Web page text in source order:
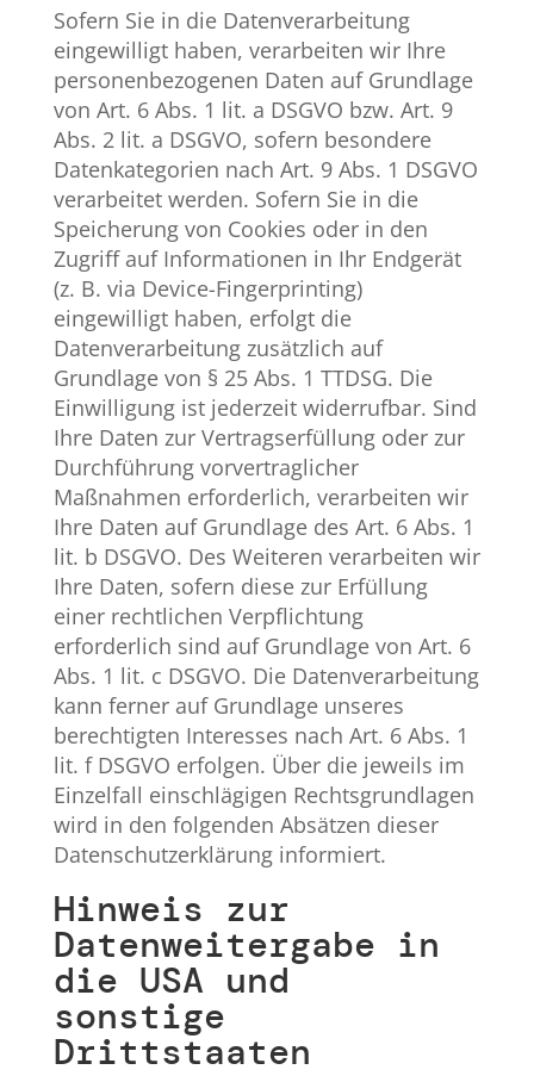
Sofern Sie in die Datenverarbeitung
eingewilligt haben, verarbeiten wir Ihre
personenbezogenen Daten auf Grundlage
von Art. 6 Abs. 1 lit. a DSGVO bzw. Art. 9
Abs. 2 lit. a DSGVO, sofern besondere
Datenkategorien nach Art. 9 Abs. 1 DSGVO
verarbeitet werden. Sofern Sie in die
Speicherung von Cookies oder in den
Zugriff auf Informationen in Ihr Endgerät
(z. B. via Device-Fingerprinting)
eingewilligt haben, erfolgt die
Datenverarbeitung zusätzlich auf
Grundlage von § 25 Abs. 1 TTDSG. Die
Einwilligung ist jederzeit widerrufbar. Sind
Ihre Daten zur Vertragserfüllung oder zur
Durchführung vorvertraglicher
Maßnahmen erforderlich, verarbeiten wir
Ihre Daten auf Grundlage des Art. 6 Abs. 1
lit. b DSGVO. Des Weiteren verarbeiten wir
Ihre Daten, sofern diese zur Erfüllung
einer rechtlichen Verpflichtung
erforderlich sind auf Grundlage von Art. 6
Abs. 1 lit. c DSGVO. Die Datenverarbeitung
kann ferner auf Grundlage unseres
berechtigten Interesses nach Art. 6 Abs. 1
lit. f DSGVO erfolgen. Über die jeweils im
Einzelfall einschlägigen Rechtsgrundlagen
wird in den folgenden Absätzen dieser
Datenschutzerklärung informiert.
Hinweis zur
Datenweitergabe in
die USA und
sonstige
Drittstaaten